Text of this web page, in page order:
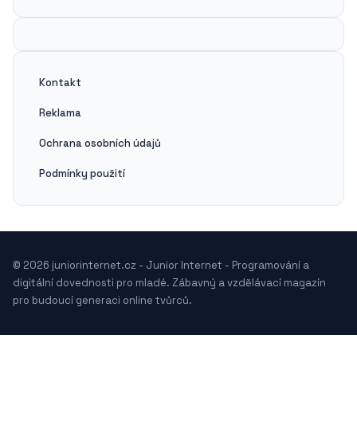
Kontakt
Reklama
Ochrana osobních údajů
Podmínky použití
© 2026 juniorinternet.cz - Junior Internet - Programování a
digitální dovednosti pro mladé. Zábavný a vzdělávací magazín
pro budoucí generaci online tvůrců.